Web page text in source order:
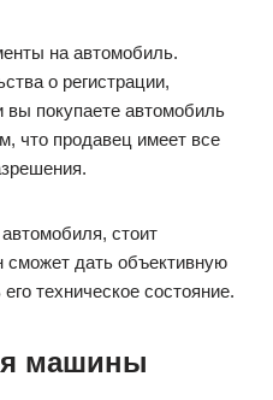
на автомобиль.
о регистрации,
вы покупаете автомобиль
что продавец имеет все
стоит
сможет дать объективную
техническое состояние.
машины